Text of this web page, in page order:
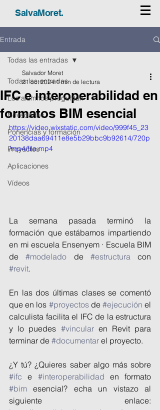
SalvaMoret.
Entrada
Todas las entradas
Los alumnos preguntan
Novedades
Ponencias y formación
Proyectos
Aplicaciones
Vídeos
Todas las entradas
IFC e interoperabilidad en
formatos BIM esencial
Salvador Moret
21 oct 2024 1 min de lectura
https://video.wixstatic.com/video/999f45_23
20138daa69411e8e5b29bbc9b92614/720p
/mp4/file.mp4
La semana pasada terminó la
formación que estábamos impartiendo
en mi escuela Ensenyem · Escuela BIM
de #modelado de #estructura
#revit.
En las dos últimas clases se comentó
que en los #proyectos de #ejecución el
calculista facilita el IFC de la estructura
y lo puedes #vincular en Revit para
terminar de #documentar el proyecto.
#ifc e #interoperabilidad
#bim esencial? echa un vistazo al